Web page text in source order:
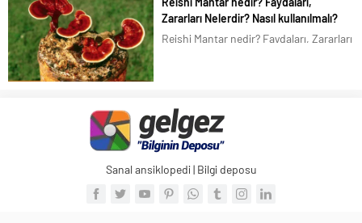
çiçeği, Altuncuk, Ölü çiçeği, Şamdan
çiçeği, Portakal nergisi, Aynısafa’dır.
Aynısefa (aynısafa), Türkiye de pek...
Zararları Nelerdir? Nasıl kullanılmalı?
Reishi Mantar nedir? Faydaları, Zararları
Lingzhi, Çincede, “manevi potens otu”
olarak da...
Sanal ansiklopedi | Bilgi deposu